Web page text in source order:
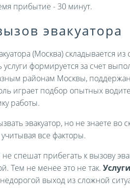
прибытие - 30 минут.
эвакуатора
(Москва) складывается
услуги формируется за счет
районам Москвы,
играет подбор опытных
работы.
эвакуатор, но не знаете во
учитывая все факторы.
спешат прибегать к вызову
Тем не менее это не так.
выход из сложной